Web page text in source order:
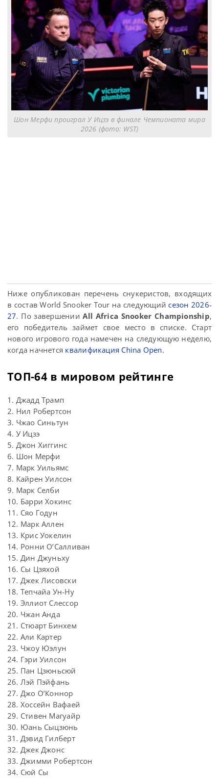
Шон Мерфи проиграл У Ицзэ в финале Чемпионата мира
2026 (фото: WST)
Ниже опубликован перечень снукеристов, входящих
в состав World Snooker Tour на следующийсезон 2026-
27. По завершенииAll Africa Snooker Championship,
его победитель займет свое место в списке. Старт
нового игрового года намечен на следующую неделю,
когда начнется квалификация China Open.
ТОП-64 в мировом рейтинге
1. Джадд Трамп
2. Нил Робертсон
3. Чжао Синьтун
4. У Ицзэ
5. Джон Хиггинс
6. Шон Мерфи
7. Марк Уильямс
8. Кайрен Уилсон
9. Марк Селби
10. Барри Хокинс
11. Сяо Годун
12. Марк Аллен
13. Крис Уокелин
14. Ронни О’Салливан
15. Дин Джуньху
16. Сы Цзяхой
17. Джек Лисовски
18. Тепчайа Ун-Ну
19. Эллиот Слессор
20. Чжан Анда
21. Стюарт Бинхем
22. Али Картер
23. Чжоу Юэлун
24. Гэри Уилсон
25. Пан Цзюньсюй
26. Лэй Пэйфань
27. Джо О’Коннор
28. Хоссейн Вафаей
29. Стивен Магуайр
30. Юань Сыцзюнь
31. Дэвид Гилберт
32. Джек Джонс
33. Джимми Робертсон
34. Сюй Сы